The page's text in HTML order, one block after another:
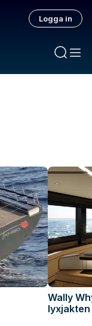
Logga in
Wally
lyxjakten